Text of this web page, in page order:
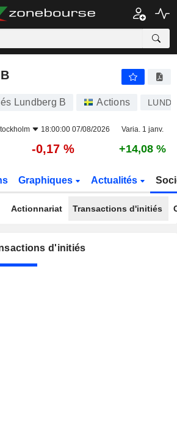
Lundberg B Actions LUND
18:00:00 07/08/2026 Varia. 1 janv.
-0,17 % +14,08 %
Graphiques Actualités
Actionnariat Transactions d'initiés
d'initiés